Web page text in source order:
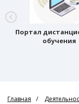
Портал
обучения
Главная